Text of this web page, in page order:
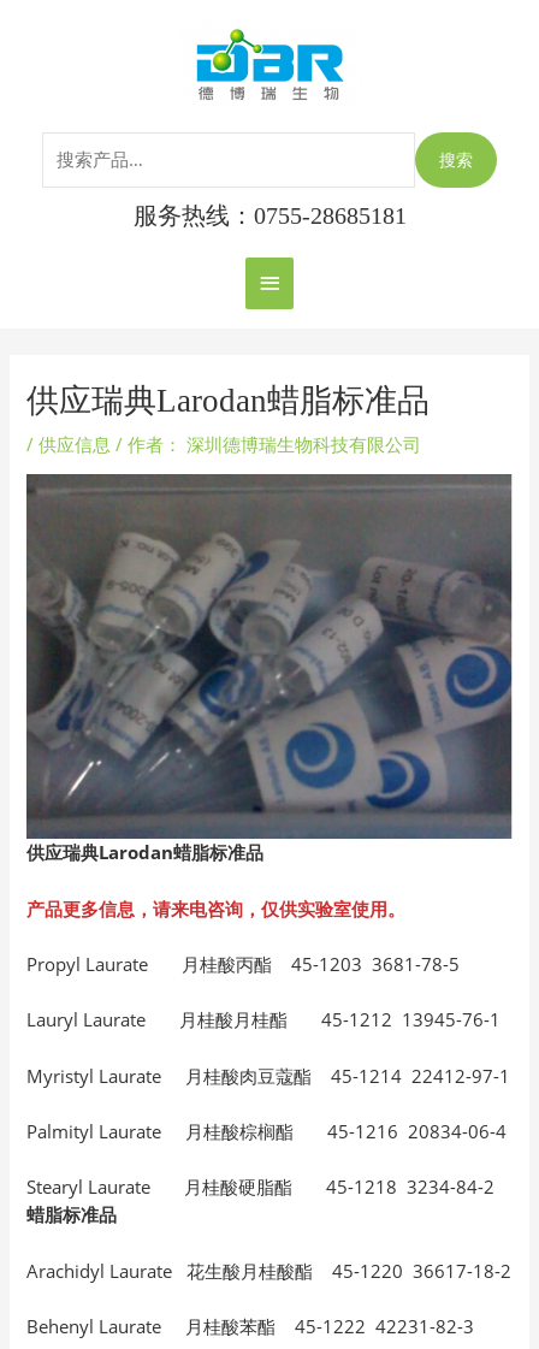
主
菜
单
搜索
服务热线：0755-28685181
供应瑞典Larodan蜡脂标准品
/供应信息 / 作者： 深圳德博瑞生物科技有限公司
供应瑞典Larodan蜡脂标准品
产品更多信息，请来电咨询，仅供实验室使用。
Propyl Laurate 月桂酸丙酯 45-1203 3681-78-5
Lauryl Laurate 月桂酸月桂酯 45-1212 13945-76-1
Myristyl Laurate 月桂酸肉豆蔻酯 45-1214 22412-97-1
Palmityl Laurate 月桂酸棕榈酯 45-1216 20834-06-4
Stearyl Laurate 月桂酸硬脂酯 45-1218 3234-84-2
蜡脂标准品
Arachidyl Laurate 花生酸月桂酸酯 45-1220 36617-18-2
Behenyl Laurate 月桂酸苯酯 45-1222 42231-82-3